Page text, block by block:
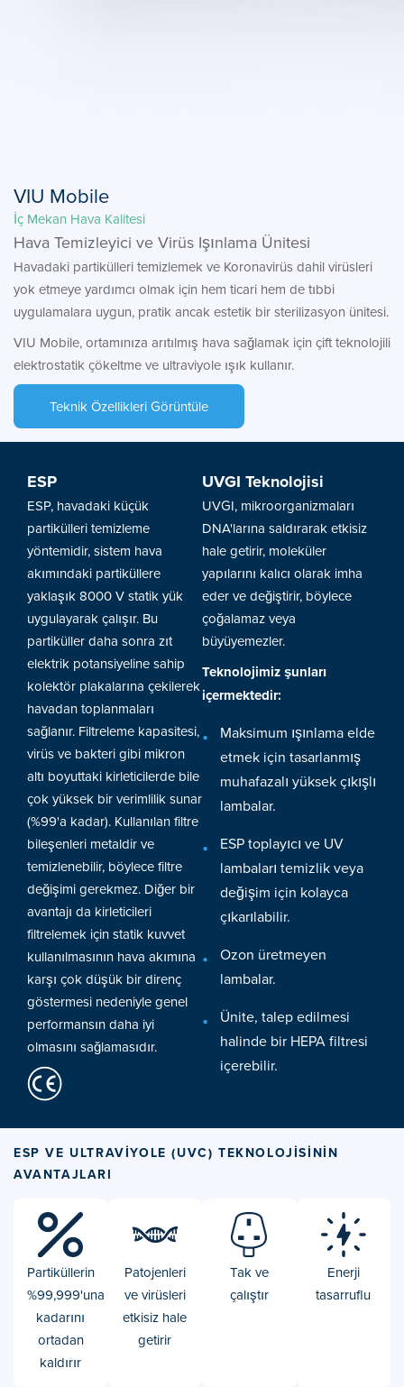
VIU Mobile
İç Mekan Hava Kalitesi
Hava Temizleyici ve Virüs Işınlama Ünitesi
Havadaki partikülleri temizlemek ve Koronavirüs dahil virüsleri
yok etmeye yardımcı olmak için hem ticari hem de tıbbi
uygulamalara uygun, pratik ancak estetik bir sterilizasyon ünitesi.
VIU Mobile, ortamınıza arıtılmış hava sağlamak için çift teknolojili
elektrostatik çökeltme ve ultraviyole ışık kullanır.
Teknik Özellikleri Görüntüle
ESP
ESP, havadaki küçük
partikülleri temizleme
yöntemidir, sistem hava
akımındaki partiküllere
yaklaşık 8000 V statik yük
uygulayarak çalışır. Bu
partiküller daha sonra zıt
elektrik potansiyeline sahip
kolektör plakalarına çekilerek
havadan toplanmaları
sağlanır. Filtreleme kapasitesi,
virüs ve bakteri gibi mikron
altı boyuttaki kirleticilerde bile
çok yüksek bir verimlilik sunar
(%99'a kadar). Kullanılan filtre
bileşenleri metaldir ve
temizlenebilir, böylece filtre
değişimi gerekmez. Diğer bir
avantajı da kirleticileri
filtrelemek için statik kuvvet
kullanılmasının hava akımına
karşı çok düşük bir direnç
göstermesi nedeniyle genel
performansın daha iyi
olmasını sağlamasıdır.
UVGI Teknolojisi
UVGI, mikroorganizmaları
DNA'larına saldırarak etkisiz
hale getirir, moleküler
yapılarını kalıcı olarak imha
eder ve değiştirir, böylece
çoğalamaz veya
büyüyemezler.
Teknolojimiz şunları
içermektedir:
Maksimum ışınlama elde
etmek için tasarlanmış
muhafazalı yüksek çıkışlı
lambalar.
ESP toplayıcı ve UV
lambaları temizlik veya
değişim için kolayca
çıkarılabilir.
Ozon üretmeyen
lambalar.
Ünite, talep edilmesi
halinde bir HEPA filtresi
içerebilir.
ESP VE ULTRAVIYOLE (UVC) TEKNOLOJISININ
AVANTAJLARI
Partiküllerin
%99,999'una
kadarını
ortadan
kaldırır
Patojenleri
ve virüsleri
etkisiz hale
getirir
Tak ve
çalıştır
Enerji
tasarruflu